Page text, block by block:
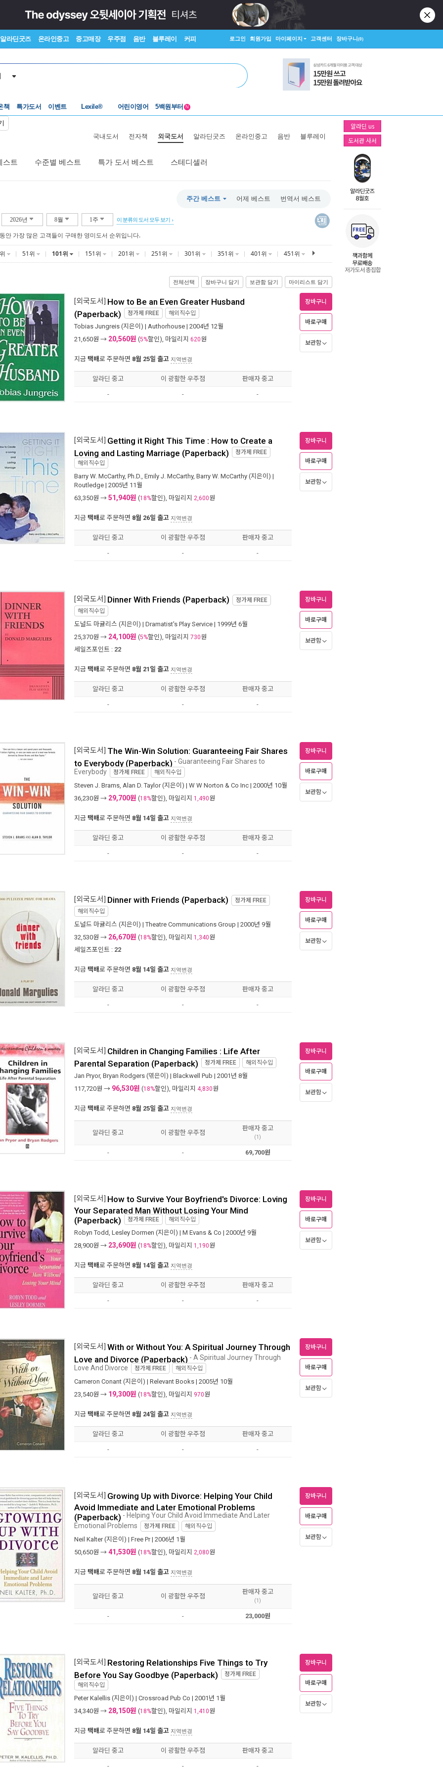
알라딘굿즈 온라인중고 중고매장 우주점 음반 블루레이 커피 로그인 회원가입 마이페이지 고객센터 장바구니(0)
책 특가도서 이벤트
Lexile®
어린이영어
5백원부터
N
알라딘 us
도서관 사서
국내도서 전자책 외국도서 알라딘굿즈 온라인중고 음반 블루레이
스트 수준별 베스트 특가 도서 베스트 스테디셀러
주간 베스트 어제 베스트 번역서 베스트
2026년 8월 1주 이 분류의 도서 모두 보기
안 가장 많은 고객들이 구매한 영미도서 순위입니다.
51위 101위 151위 201위 251위 301위 351위 401위 451위
전체선택 장바구니 담기 보관함 담기 마이리스트 담기
[외국도서] How to Be an Even Greater Husband
(Paperback) 정가제 FREE 해외직수입
Tobias Jungreis (지은이) | Authorhouse | 2004년 12월
21,650원 → 20,560원 (5%할인), 마일리지 620원
지금 택배로 주문하면 8월 25일 출고 지역변경
장바구니
바로구매
보관함
알라딘 중고 이 광활한 우주점 판매자 중고
- - -
[외국도서] Getting it Right This Time : How to Create a
Loving and Lasting Marriage (Paperback) 정가제
FREE
해외직수입
Barry W. McCarthy, Ph.D., Emily J. McCarthy, Barry W. McCarthy (지은이) |
Routledge | 2005년 11월
63,350원 → 51,940원 (18%할인), 마일리지 2,600원
지금 택배로 주문하면 8월 26일 출고 지역변경
장바구니
바로구매
보관함
알라딘 중고 이 광활한 우주점 판매자 중고
- - -
[외국도서] Dinner With Friends (Paperback) 정가제 FREE
해외직수입
도널드 마귤리스 (지은이) | Dramatist's Play Service | 1999년 6월
25,370원 → 24,100원 (5%할인), 마일리지 730원
세일즈포인트 : 22
지금 택배로 주문하면 8월 21일 출고 지역변경
장바구니
바로구매
보관함
알라딘 중고 이 광활한 우주점 판매자 중고
- - -
[외국도서] The Win-Win Solution: Guaranteeing Fair Shares
to Everybody (Paperback) - Guaranteeing Fair Shares to
Everybody 정가제 FREE 해외직수입
Steven J. Brams Alan D. Taylor(지은이) | W W Norton & Co Inc | 2000년 10월
36,230원 → 29,700원 (18%할인), 마일리지 1,490원
지금 택배로 주문하면 8월 14일 출고 지역변경
장바구니
바로구매
보관함
알라딘 중고 이 광활한 우주점 판매자 중고
- - -
[외국도서] Dinner with Friends (Paperback) 정가제 FREE
해외직수입
도널드 마귤리스 (지은이) |Theatre Communications Group | 2000년 9월
32,530원 → 26,670원 (18%할인), 마일리지 1,340원
세일즈포인트 : 22
지금 택배로 주문하면 8월 14일 출고 지역변경
장바구니
바로구매
보관함
알라딘 중고 이 광활한 우주점 판매자 중고
- - -
[외국도서] Children in Changing Families : Life After
Parental Separation (Paperback) 정가제 FREE 해외직수입
Jan Pryor, Bryan Rodgers (엮은이) | Blackwell Pub | 2001년 8월
117,720원 → 96,530원 (18%할인), 마일리지 4,830원
지금 택배로 주문하면 8월 25일 출고 지역변경
장바구니
바로구매
보관함
알라딘 중고 이 광활한 우주점
판매자 중고
(1)
- - 69,700원
[외국도서] How to Survive Your Boyfriend's Divorce: Loving
Your Separated Man Without Losing Your Mind
(Paperback)
정가제 FREE 해외직수입
Robyn Todd, Lesley Dormen (지은이) | M Evans & Co | 2000년 9월
28,900원 → 23,690원 (18%할인), 마일리지 1,190원
지금 택배로 주문하면 8월 14일 출고 지역변경
장바구니
바로구매
보관함
알라딘 중고 이 광활한 우주점 판매자 중고
- - -
[외국도서] With or Without You: A Spiritual Journey Through
Love and Divorce (Paperback) - A Spiritual Journey Through
Love And Divorce 정가제 FREE 해외직수입
Cameron Conant (지은이) | Relevant Books | 2005년 10월
23,540원 → 19,300원 (18%할인), 마일리지 970원
지금 택배로 주문하면 8월 24일 출고 지역변경
장바구니
바로구매
보관함
알라딘 중고 이 광활한 우주점 판매자 중고
- - -
[외국도서] Growing Up with Divorce: Helping Your Child
Avoid Immediate and Later Emotional Problems
(Paperback) - Helping Your Child Avoid Immediate And Later
Emotional Problems 정가제 FREE 해외직수입
Neil Kalter(지은이) | Free Pr| 2006년 1월
50,650원 → 41,530원 (18%할인), 마일리지 2,080원
지금 택배로 주문하면 8월 14일 출고 지역변경
장바구니
바로구매
보관함
알라딘 중고 이 광활한 우주점
판매자 중고
(1)
- - 23,000원
[외국도서] Restoring Relationships Five Things to Try
Before You Say Goodbye (Paperback) 정가제
FREE
해외직수입
Peter Kalellis (지은이) | Crossroad Pub Co | 2001년 1월
34,340원 → 28,150원 (18%할인), 마일리지 1,410원
지금 택배로 주문하면 8월 14일 출고 지역변경
장바구니
바로구매
보관함
알라딘 중고 이 광활한 우주점 판매자 중고
- - -